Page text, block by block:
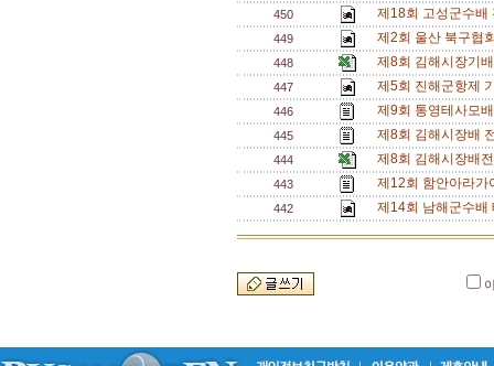
450 제18회 고성군수
449 제2회 울산 북구협
448 제8회 김해시장기
447 제5회 진해군항제
446 제9회 통영테사모
445 제8회 김해시장배
444 제8회 김해시장배
443 제12회 함안아라
442 제14회 남해군수